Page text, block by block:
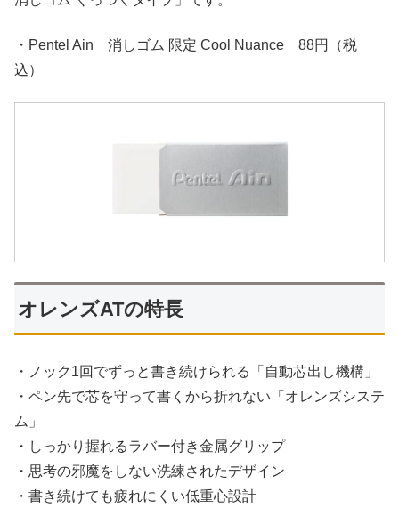
・Pentel Ain 消しゴム 限定 Cool Nuance 88円（税
込）
オレンズATの特長
・ノック1回でずっと書き続けられる「自動芯出し機構」
・ペン先で芯を守って書くから折れない「オレンズシステ
ム」
・しっかり握れるラバー付き金属グリップ
・思考の邪魔をしない洗練されたデザイン
・書き続けても疲れにくい低重心設計